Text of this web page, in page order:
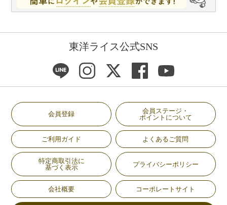
東洋ライス公式SNS
会員登録
会員ステージ・
ポイントについて
ご利用ガイド よくあるご質問
特定商取引法に
基づく表示
プライバシーポリシー
会社概要 コーポレートサイト